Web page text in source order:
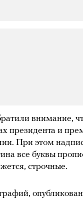
внимание,
президента и
При этом
все буквы
строчные.